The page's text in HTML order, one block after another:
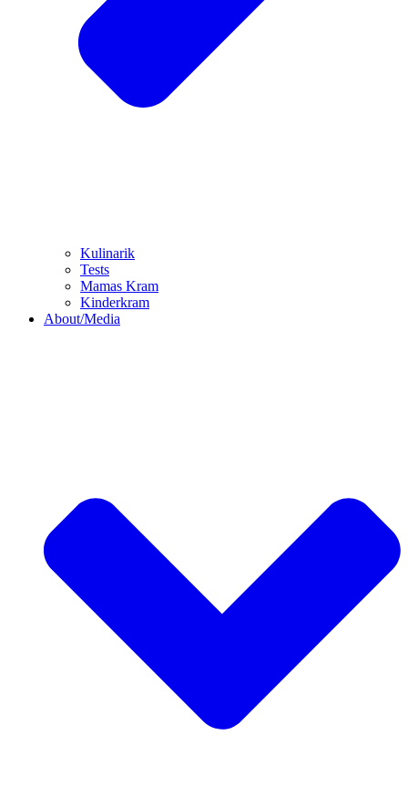
Kulinarik
Tests
Mamas Kram
Kinderkram
About/Media